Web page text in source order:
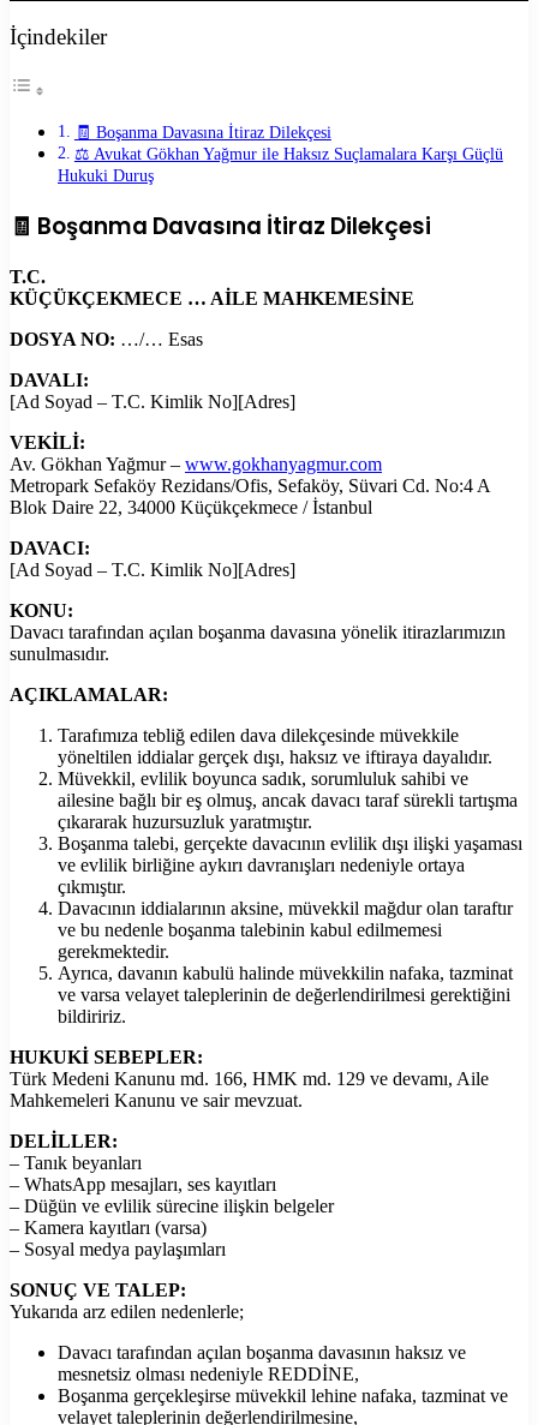
İçindekiler
🧾 Boşanma Davasına İtiraz Dilekçesi
⚖️ Avukat Gökhan Yağmur ile Haksız Suçlamalara Karşı Güçlü
Hukuki Duruş
🧾 Boşanma Davasına İtiraz Dilekçesi
T.C.
KÜÇÜKÇEKMECE … AİLE MAHKEMESİNE
DOSYA NO: …/… Esas
DAVALI:
[Ad Soyad – T.C. Kimlik No][Adres]
VEKİLİ:
Av. Gökhan Yağmur – www.gokhanyagmur.com
Metropark Sefaköy Rezidans/Ofis, Sefaköy, Süvari Cd. No:4 A
Blok Daire 22, 34000 Küçükçekmece / İstanbul
DAVACI:
[Ad Soyad – T.C. Kimlik No][Adres]
KONU:
Davacı tarafından açılan boşanma davasına yönelik itirazlarımızın
sunulmasıdır.
AÇIKLAMALAR:
Tarafımıza tebliğ edilen dava dilekçesinde müvekkile
yöneltilen iddialar gerçek dışı, haksız ve iftiraya dayalıdır.
Müvekkil, evlilik boyunca sadık, sorumluluk sahibi ve
ailesine bağlı bir eş olmuş, ancak davacı taraf sürekli tartışma
çıkararak huzursuzluk yaratmıştır.
Boşanma talebi, gerçekte davacının evlilik dışı ilişki yaşaması
ve evlilik birliğine aykırı davranışları nedeniyle ortaya
çıkmıştır.
Davacının iddialarının aksine, müvekkil mağdur olan taraftır
ve bu nedenle boşanma talebinin kabul edilmemesi
gerekmektedir.
Ayrıca, davanın kabulü halinde müvekkilin nafaka, tazminat
ve varsa velayet taleplerinin de değerlendirilmesi gerektiğini
bildiririz.
HUKUKİ SEBEPLER:
Türk Medeni Kanunu md. 166, HMK md. 129 ve devamı, Aile
Mahkemeleri Kanunu ve sair mevzuat.
DELİLLER:
– Tanık beyanları
– WhatsApp mesajları, ses kayıtları
– Düğün ve evlilik sürecine ilişkin belgeler
– Kamera kayıtları (varsa)
– Sosyal medya paylaşımları
SONUÇ VE TALEP:
Yukarıda arz edilen nedenlerle;
Davacı tarafından açılan boşanma davasının haksız ve
mesnetsiz olması nedeniyle REDDİNE,
Boşanma gerçekleşirse müvekkil lehine nafaka, tazminat ve
velayet taleplerinin değerlendirilmesine,